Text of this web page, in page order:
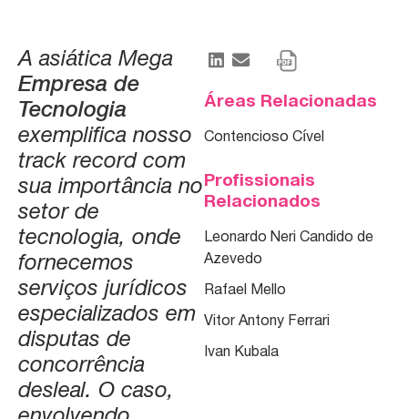
A asiática Mega
Empresa de
Tecnologia
exemplifica nosso
track record com
sua importância no
setor de
tecnologia, onde
fornecemos
serviços jurídicos
especializados em
disputas de
concorrência
desleal. O caso,
Áreas Relacionadas
Contencioso Cível
Profissionais
Relacionados
Leonardo Neri Candido de
Azevedo
Rafael Mello
Vitor Antony Ferrari
Ivan Kubala